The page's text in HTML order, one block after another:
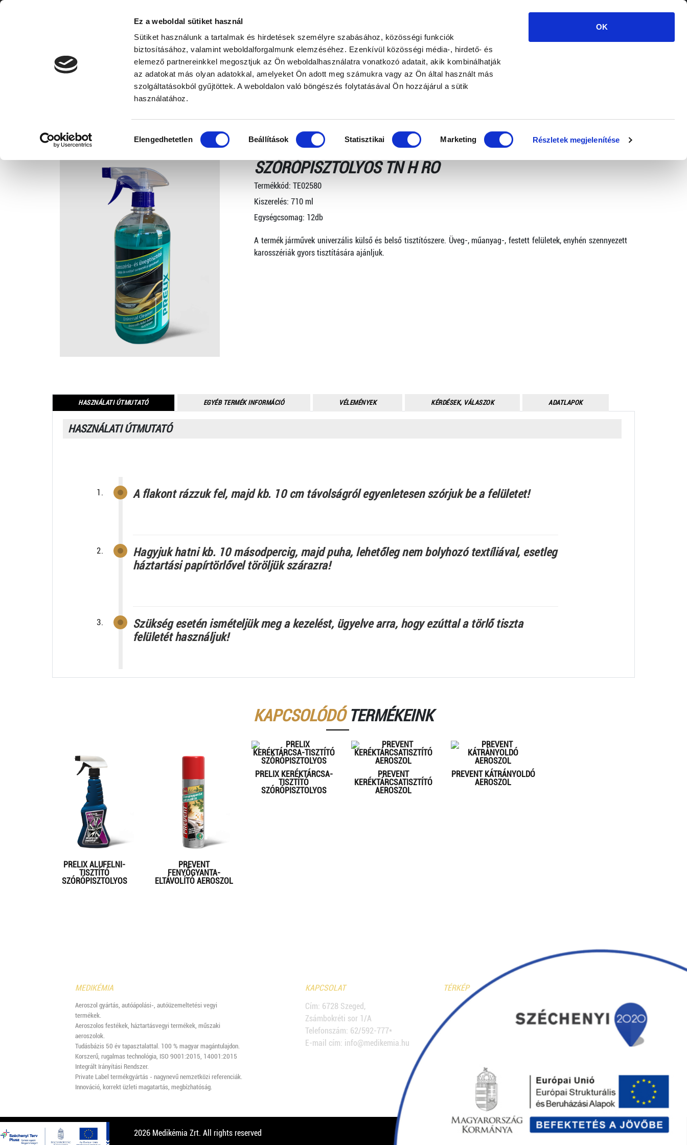
Ez a weboldal sütiket használ
Sütiket használunk a tartalmak és hirdetések személyre szabásához, közösségi funkciók
biztosításához, valamint weboldalforgalmunk elemzéséhez. Ezenkívül közösségi média-, hirdető- és
elemező partnereinkkel megosztjuk az Ön weboldalhasználatra vonatkozó adatait, akik kombinálhatják
az adatokat más olyan adatokkal, amelyeket Ön adott meg számukra vagy az Ön által használt más
szolgáltatásokból gyűjtöttek. A weboldalon való böngészés folytatásával Ön hozzájárul a sütik
használatához.
kiválasztása
Elengedhetetlen Beállítások Statisztikai Marketing Részletek megjelenítése
OK
Termékek Autóápolás Külső tisztító és ápolószerek Karosszéria és keréktárcsa tisztítók
PRELIX karosszéria- és üvegtisztító
szórópisztolyos
PRELIX KAROSSZÉRIA- ÉS ÜVEGTISZTÍTÓ
SZÓRÓPISZTOLYOS TN H RO
Termékkód: TE02580
Kiszerelés: 710 ml
Egységcsomag: 12db
A termék járművek univerzális külső és belső tisztítószere. Üveg-, műanyag-, festett felületek, enyhén szennyezett
karosszériák gyors tisztítására ajánljuk.
HASZNÁLATI ÚTMUTATÓ EGYÉB TERMÉK INFORMÁCIÓ VÉLEMÉNYEK KÉRDÉSEK, VÁLASZOK ADATLAPOK
HASZNÁLATI ÚTMUTATÓ
A flakont rázzuk fel, majd kb. 10 cm távolságról egyenletesen szórjuk be a felületet!
Hagyjuk hatni kb. 10 másodpercig, majd puha, lehetőleg nem bolyhozó textíliával, esetleg
háztartási papírtörlővel töröljük szárazra!
Szükség esetén ismételjük meg a kezelést, ügyelve arra, hogy ezúttal a törlő tiszta
felületét használjuk!
KAPCSOLÓDÓ TERMÉKEINK
PRELIX ALUFELNI-
TISZTÍTÓ
SZÓRÓPISZTOLYOS
PREVENT
FENYŐGYANTA-
ELTÁVOLÍTÓ AEROSZOL
PRELIX KERÉKTÁRCSA-
TISZTÍTÓ
SZÓRÓPISZTOLYOS
PREVENT
KERÉKTÁRCSATISZTÍTÓ
AEROSZOL
PREVENT KÁTRÁNYOLDÓ
AEROSZOL
MEDIKÉMIA
Aeroszol gyártás, autóápolási-, autóüzemeltetési vegyi
termékek.
Aeroszolos festékek, háztartásvegyi termékek, műszaki
aeroszolok.
Tudásbázis 50 év tapasztalattal. 100 % magyar magántulajdon.
Korszerű, rugalmas technológia, ISO 9001:2015, 14001:2015
Integrált Irányítási Rendszer.
Private Label termékgyártás - nagynevű nemzetközi referenciák.
Innováció, korrekt üzleti magatartás, megbízhatóság.
KAPCSOLAT
Cím: 6728 Szeged,
Zsámbokréti sor 1/A
Telefonszám: 62/592-777*
E-mail cím: info@medikemia.hu
TÉRKÉP
2026 Medikémia Zrt. All rights reserved Created by